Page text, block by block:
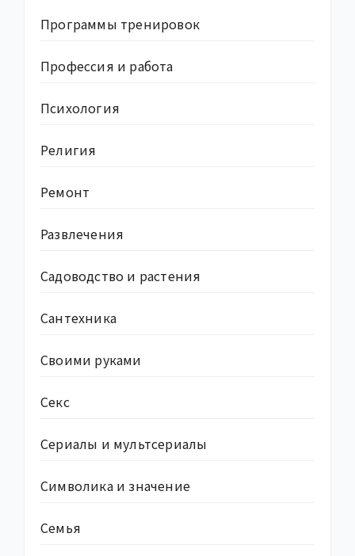
Программы тренировок
Профессия и работа
Психология
Религия
Ремонт
Развлечения
Садоводство и растения
Сантехника
Своими руками
Секс
Сериалы и мультсериалы
Символика и значение
Семья